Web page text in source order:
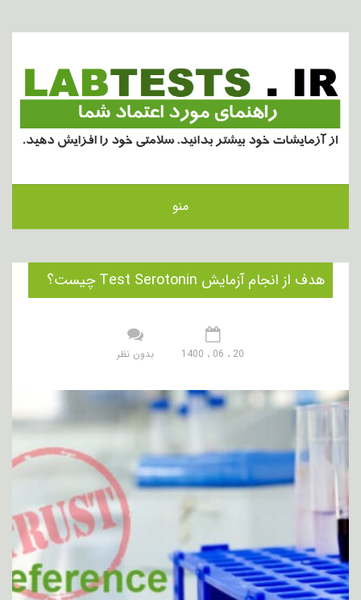
منو
هدف از انجام آزمایش Test Serotonin چیست؟
20 ، 06 ، 1400 بدون نظر